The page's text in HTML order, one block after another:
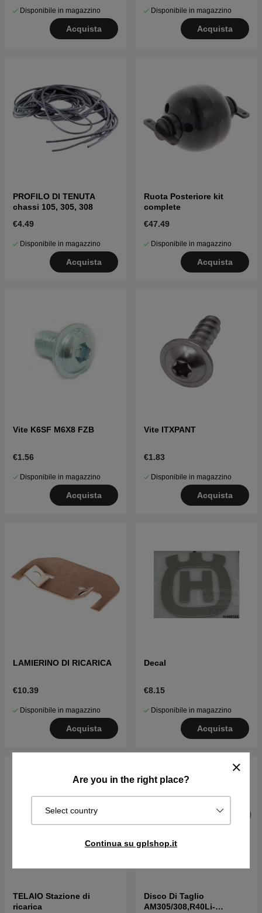
Are you in the right place?
Select country
Continua su gplshop.it
Disponibile in magazzino
Acquista
Disponibile in magazzino
Acquista
PROFILO DI TENUTA
chassi 105, 305, 308
€4.49
Disponibile in magazzino
Acquista
Ruota Posteriore kit
complete
€47.49
Disponibile in magazzino
Acquista
Vite K6SF M6X8 FZB
€1.56
Disponibile in magazzino
Acquista
Vite ITXPANT
€1.83
Disponibile in magazzino
Acquista
LAMIERINO DI RICARICA
€10.39
Disponibile in magazzino
Acquista
Decal
€8.15
Disponibile in magazzino
Acquista
TELAIO Stazione di
ricarica
Disco Di Taglio
AM305/308,R40Li-